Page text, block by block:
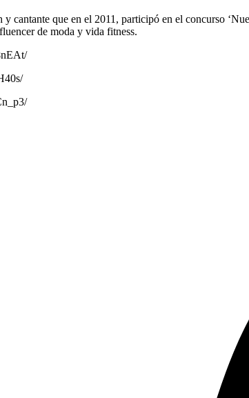
cantante que en el 2011, participó en el concurso
de moda y vida fitness.